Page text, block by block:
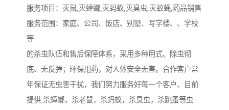
服务项目：灭鼠,灭蟑螂,灭蚂蚁,灭臭虫,灭蚊蝇,药品销售
服务范围：家庭、公司、饭店、别墅、写字楼、、学校
等.
的杀虫队伍和售后保障体系，采用多种用式、除虫彻
底、无反弹；环保用药，对人体安全无害。合作客户常
年保证无虫害干扰，我们努力服务好每一个客户、目前
提供;杀蟑螂，杀老鼠，杀蚂蚁，杀臭虫，杀跳蚤等虫